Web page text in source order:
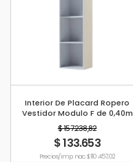
Interior De Placard Ropero
Vestidor Modulo F de 0,40m
$ 157.238,82
$ 133.653
Precio s/imp. nac. $ 110.457,02